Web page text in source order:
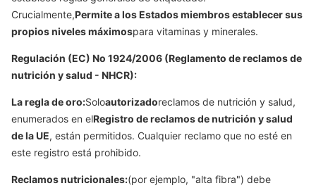
Crucialmente,Permite a los Estados miembros establecer sus
propios niveles máximospara vitaminas y minerales.
Regulación (EC) No 1924/2006 (Reglamento de reclamos de
nutrición y salud - NHCR):
La regla de oro:Soloautorizadoreclamos de nutrición y salud,
enumerados en elRegistro de reclamos de nutrición y salud
de la UE, están permitidos. Cualquier reclamo que no esté en
este registro está prohibido.
Reclamos nutricionales:(por ejemplo, "alta fibra") debe